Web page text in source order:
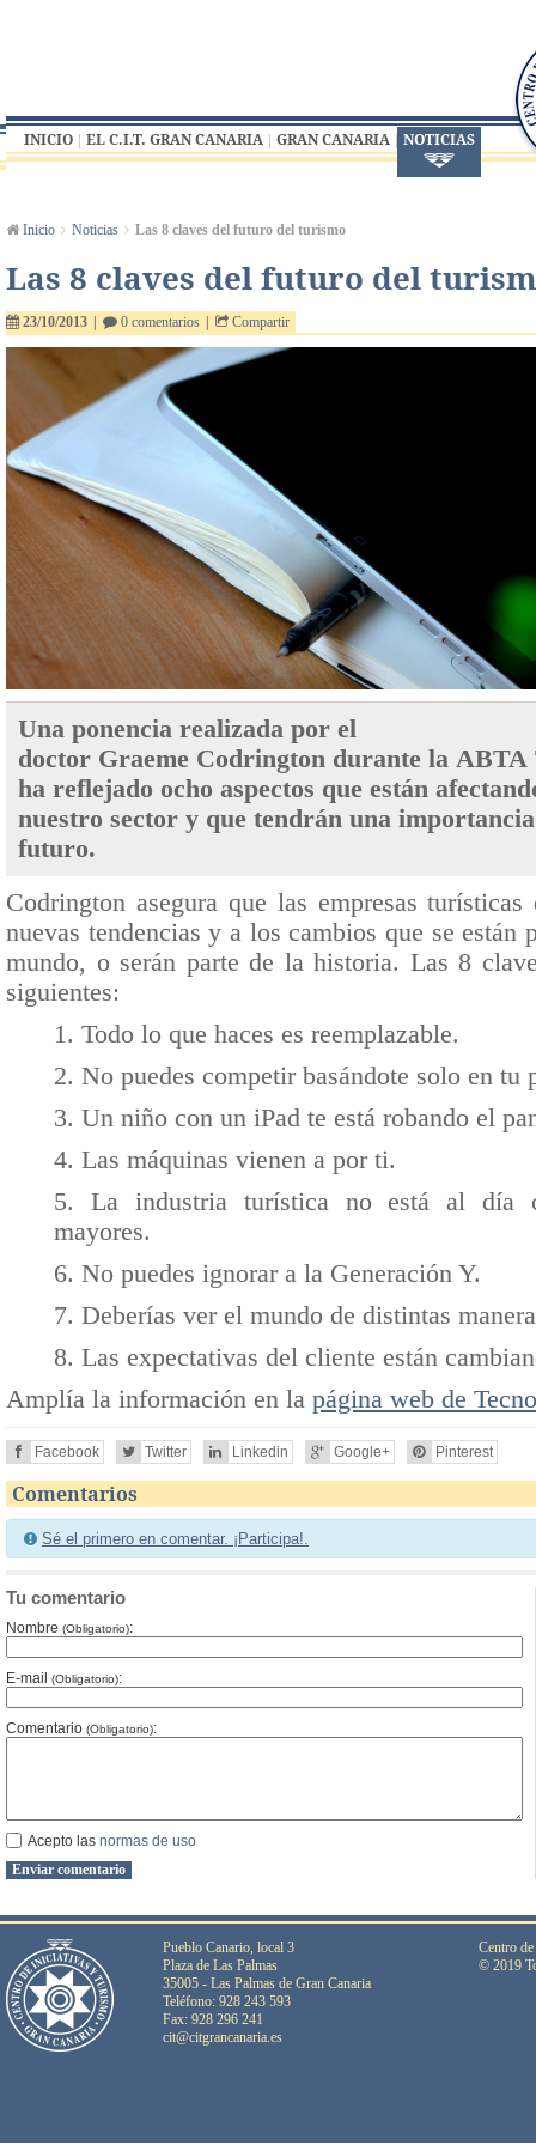
INICIO EL C.I.T. GRAN CANARIA GRAN CANARIA NOTICIAS
Inicio Noticias Las 8 claves del futuro del turismo
Las 8 claves del futuro del
23/10/2013 0 comentarios Compartir
Una ponencia realizada por el
doctor Graeme Codrington durante la ABTA
ha reflejado ocho aspectos que están
nuestro sector y que tendrán una
futuro.
Codrington asegura que las empresas turísticas
nuevas tendencias y a los cambios que se están
mundo, o serán parte de la historia. Las 8
siguientes:
1. Todo lo que haces es reemplazable.
2. No puedes competir basándote solo en tu
3. Un niño con un iPad te está robando el
4. Las máquinas vienen a por ti.
5. La industria turística no está al día
mayores.
6. No puedes ignorar a la Generación Y.
7. Deberías ver el mundo de distintas
8. Las expectativas del cliente están
Amplía la información en la página web de
Facebook Twitter Linkedin Google+ Pinterest
Comentarios
Sé el primero en comentar. ¡Participa!.
Tu comentario
Nombre (Obligatorio):
E-mail (Obligatorio):
Comentario (Obligatorio):
Acepto las normas de uso
Centro
© 2019
Pueblo Canario, local 3
Plaza de Las Palmas
35005 - Las Palmas de Gran Canaria
Teléfono: 928 243 593
Fax: 928 296 241
cit@citgrancanaria.es